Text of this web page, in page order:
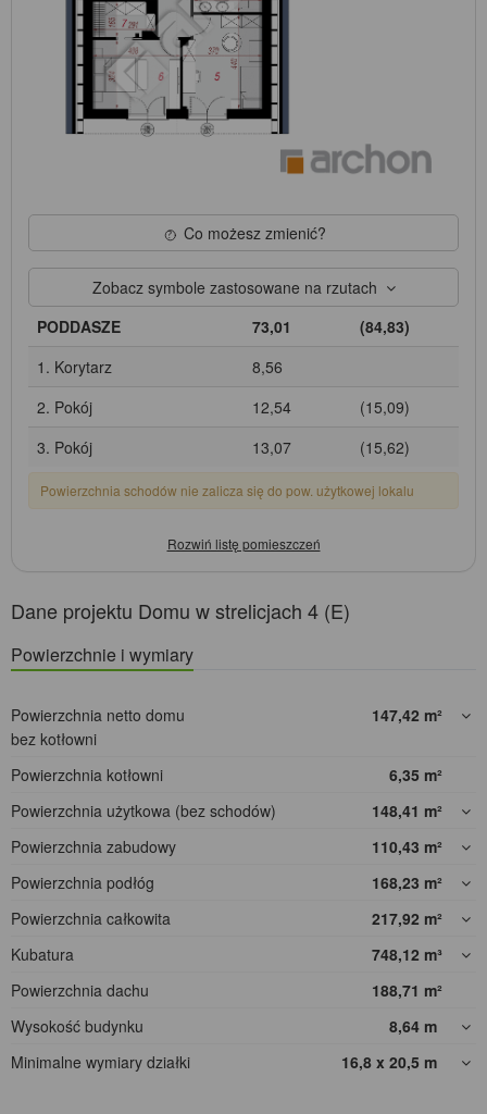
Co możesz zmienić?
Zobacz symbole zastosowane na rzutach
PODDASZE
73,01
(84,83)
1. Korytarz
8,56
2. Pokój
12,54
(15,09)
3. Pokój
13,07 (15,62)
Powierzchnia schodów nie zalicza się do pow. użytkowej lokalu
Dane projektu Domu w strelicjach 4 (E)
Powierzchnie i wymiary
Powierzchnia netto domu
bez kotłowni
147,42 m²
Powierzchnia kotłowni 6,35 m²
Powierzchnia użytkowa (bez schodów)
148,41 m²
Powierzchnia zabudowy
110,43 m²
Powierzchnia podłóg
168,23 m²
Powierzchnia całkowita
217,92 m²
Kubatura
748,12 m³
Powierzchnia dachu
188,71 m²
Wysokość budynku
8,64 m
Minimalne wymiary działki
16,8 x 20,5 m